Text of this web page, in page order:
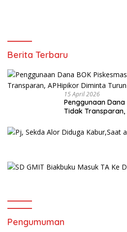
Berita Terbaru
15 April 2026
Penggunaan Dana
Tidak Transparan,
Pengumuman